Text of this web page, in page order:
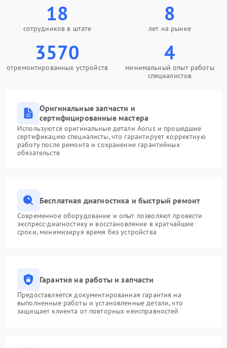
18
сотрудников в штате
8
лет на рынке
3570
отремонтированных устройств
4
минимальный опыт работы
специалистов
Оригинальные запчасти и
сертифицированные мастера
Используются оригинальные детали Aorus и прошедшие
сертификацию специалисты, что гарантирует корректную
работу после ремонта и сохранение гарантийных
обязательств
Бесплатная диагностика и быстрый ремонт
Современное оборудование и опыт позволяют провести
экспресс-диагностику и восстановление в кратчайшие
сроки, минимизируя время без устройства
Гарантия на работы и запчасти
Предоставляется документированная гарантия на
выполненные работы и установленные детали, что
защищает клиента от повторных неисправностей